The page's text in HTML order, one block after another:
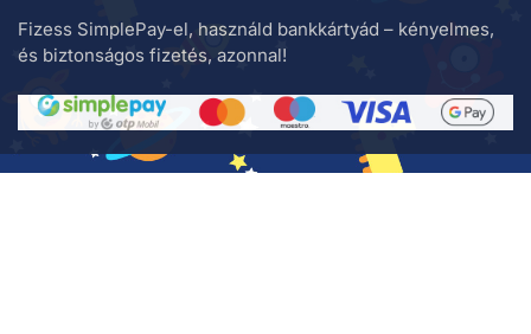
Fizess SimplePay-el, használd bankkártyád – kényelmes,
és biztonságos fizetés, azonnal!